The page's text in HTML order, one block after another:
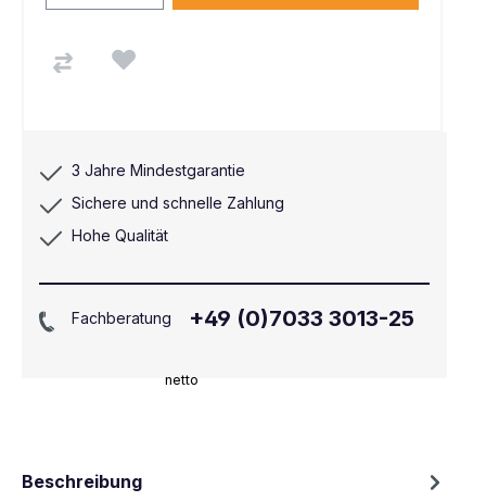
netto
3 Jahre Mindestgarantie
Sichere und schnelle Zahlung
Hohe Qualität
Fachberatung +49 (0)7033 3013-25
Beschreibung